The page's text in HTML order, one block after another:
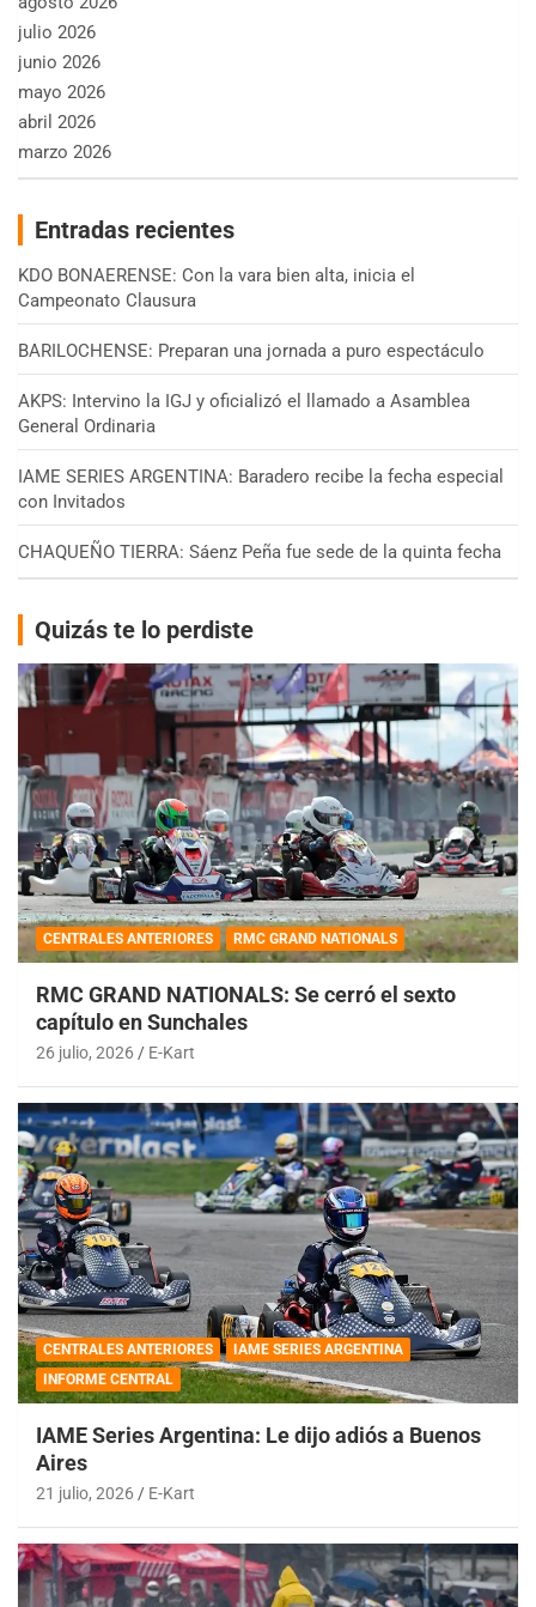
julio 2026
junio 2026
mayo 2026
abril 2026
marzo 2026
Entradas recientes
KDO BONAERENSE: Con la vara bien alta, inicia el
Campeonato Clausura
BARILOCHENSE: Preparan una jornada a puro espectáculo
AKPS: Intervino la IGJ y oficializó el llamado a Asamblea
General Ordinaria
IAME SERIES ARGENTINA: Baradero recibe la fecha especial
con Invitados
CHAQUEÑO TIERRA: Sáenz Peña fue sede de la quinta fecha
Quizás te lo perdiste
CENTRALES ANTERIORES RMC GRAND NATIONALS
RMC GRAND NATIONALS: Se cerró el sexto
capítulo en Sunchales
26 julio, 2026 E-Kart
CENTRALES ANTERIORES
IAME SERIES ARGENTINA
INFORME CENTRAL
IAME Series Argentina: Le dijo adiós a Buenos
Aires
21 julio, 2026 E-Kart